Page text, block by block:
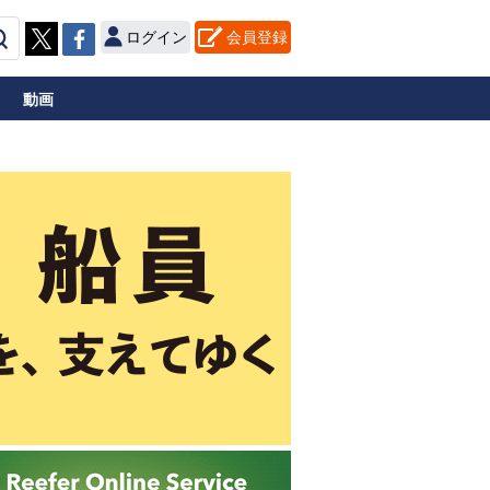
ログイン 会員登録
動画